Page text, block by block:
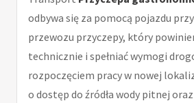
odbywa się za pomocą pojazdu
przewozu przyczepy, który
technicznie i spełniać wymogi
rozpoczęciem pracy w nowej
o dostęp do źródła wody pitnej